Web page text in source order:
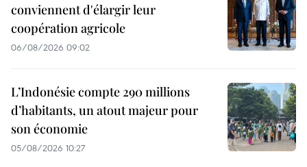
conviennent d'élargir leur
coopération agricole
06/08/2026 09:02
L’Indonésie compte 290 millions
d’habitants, un atout majeur pour
son économie
05/08/2026 10:27